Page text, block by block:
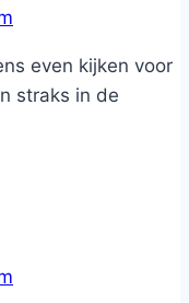
even kijken voor
straks in de